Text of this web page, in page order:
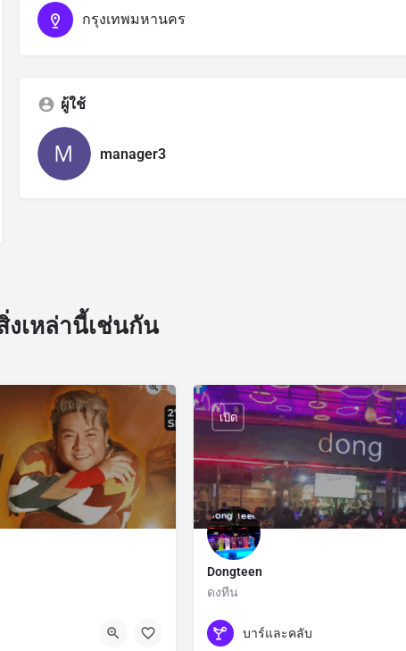
กรุงเทพมหานคร
ผู้ใช้
manager3
เหล่านี้เช่นกัน
Dongteen
ดงทีน
กรุงเทพมหานคร
เปิด
บาร์และคลับ